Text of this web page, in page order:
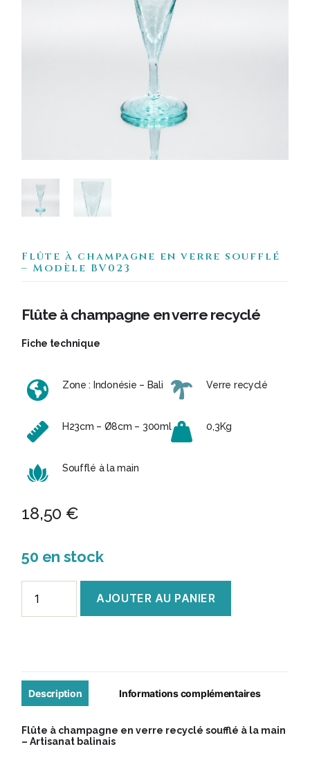
Flûte à champagne en verre soufflé
– Modèle BV023
Flûte à champagne en verre recyclé
Fiche technique
Zone : Indonésie – Bali
H23cm – Ø8cm – 300ml
Soufflé à la main
Verre recyclé
0,3Kg
18,50 €
50 en stock
en
soufflé
AJOUTER AU PANIER
Description Informations complémentaires
Flûte à champagne en verre recyclé soufflé à la main
– Artisanat balinais